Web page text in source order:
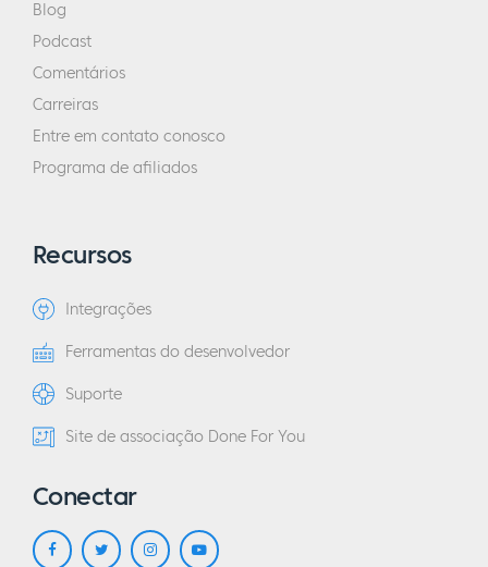
Blog
Podcast
Comentários
Carreiras
Entre em contato conosco
Programa de afiliados
Recursos
Integrações
Ferramentas do desenvolvedor
Suporte
Site de associação Done For You
Conectar